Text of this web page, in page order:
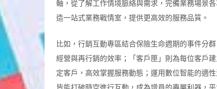
軸，從了解工作情境脈絡與需求，完備業務場景
造一站式業務戰情室，提供更高效的服務品質。
比如，行銷互動專區結合保險生命週期的事件分
經營與再行銷的效率；「客戶匣」則為每位客戶
定客戶，高效掌握服務動態；運用數位智能的適